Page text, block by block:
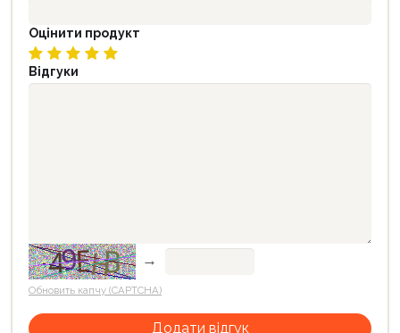
Оцінити продукт
Відгуки
→
Обновить капчу (CAPTCHA)